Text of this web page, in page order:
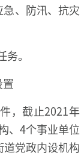
、防汛、抗灾
。
置
，截止2021年
、4个事业单位
党政内设机构